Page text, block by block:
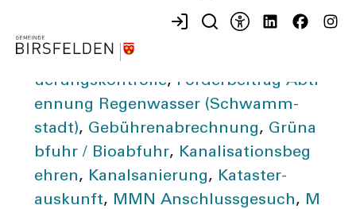
Aufgrabungs­gesuch
lappe
Energie­beratung,
Erdgas (Vers
orgung),Fernwärme (Versorgung)
uerungs­kontrolle, Förderbeitrag Abtr
ennung Regen­wasser (Schwamm­
stadt), Gebühren­abrechnung, Grüna
bfuhr / Bio­abfuhr, Kanal­isations­beg
eh­ren, Kanal­sanierung, Kataster­
auskunft, MMN Anschluss­gesuch, M